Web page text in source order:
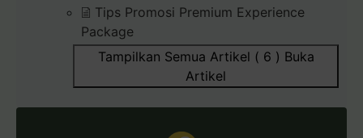
Tips Promosi Premium Experience
Package
Tampilkan Semua Artikel ( 6 ) Buka
Artikel